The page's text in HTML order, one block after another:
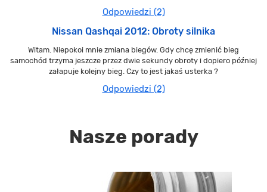
Odpowiedzi (2)
Nissan Qashqai 2012: Obroty silnika
Witam. Niepokoi mnie zmiana biegów. Gdy chcę zmienić bieg
samochód trzyma jeszcze przez dwie sekundy obroty i dopiero później
załapuje kolejny bieg. Czy to jest jakaś usterka ?
Odpowiedzi (2)
Nasze porady